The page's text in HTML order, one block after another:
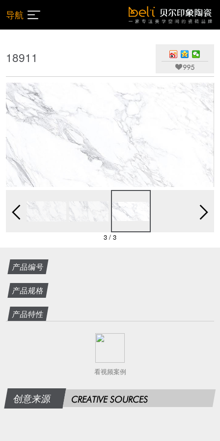
导航
18911
995
 
3 / 3
产品编号
产品规格
产品特性
看视频案例
创意来源 CREATIVE SOURCES